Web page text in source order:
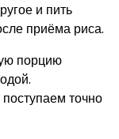
и пить
приёма риса.
порцию
точно